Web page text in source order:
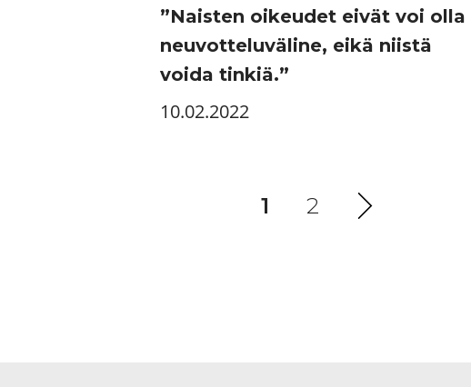
”Naisten oikeudet eivät voi olla
neuvotteluväline, eikä niistä
voida tinkiä.”
10.02.2022
1 (current)
2